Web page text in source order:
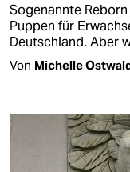
Sogenannte
Puppen für
Deutschland. Aber
Von Michelle